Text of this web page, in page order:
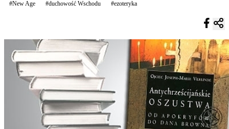
#New Age
#duchowość Wschodu #ezoteryka